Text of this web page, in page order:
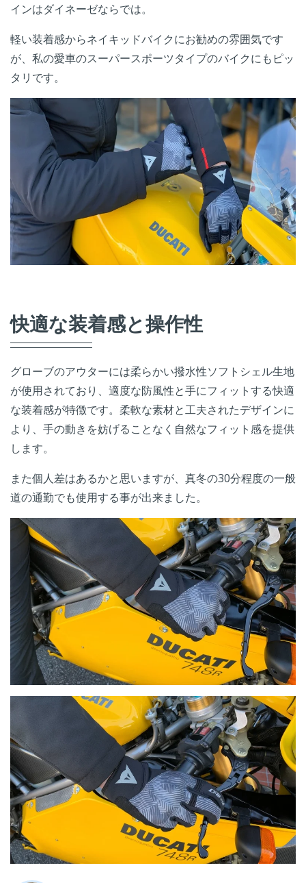
インはダイネーゼならでは。
軽い装着感からネイキッドバイクにお勧めの雰囲気です
が、私の愛車のスーパースポーツタイプのバイクにもピッ
タリです。
快適な装着感と操作性
グローブのアウターには柔らかい撥水性ソフトシェル生地
が使用されており、適度な防風性と手にフィットする快適
な装着感が特徴です。柔軟な素材と工夫されたデザインに
より、手の動きを妨げることなく自然なフィット感を提供
します。
また個人差はあるかと思いますが、真冬の30分程度の一般
道の通勤でも使用する事が出来ました。